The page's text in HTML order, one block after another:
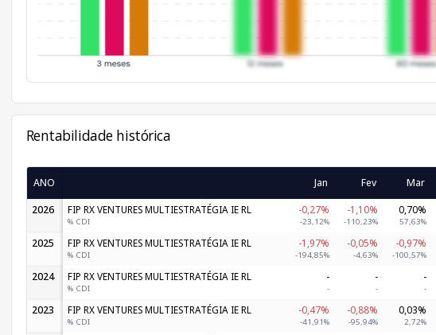
Rentabilidade histórica
ANO Jan Fev Mar
2026
FIP RX VENTURES MULTIESTRATÉGIA IE RL
% CDI
-0,27%
-23,12%
-1,10%
-110,23%
0,70%
57,63%
2025 FIP RX VENTURES MULTIESTRATÉGIA IE RL
% CDI
-1,97%
-194,85%
-0,05%
-4,63%
-0,97%
-100,57%
2024 FIP RX VENTURES MULTIESTRATÉGIA IE RL
% CDI
-
-
-
-
-
-
2023 FIP RX VENTURES MULTIESTRATÉGIA IE RL
% CDI
-0,47%
-41,91%
-0,88%
-95,94%
0,03%
2,72%